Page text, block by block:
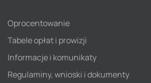
Oprocentowanie
Tabele opłat i prowizji
Informacje i komunikaty
Regulaminy, wnioski i dokumenty